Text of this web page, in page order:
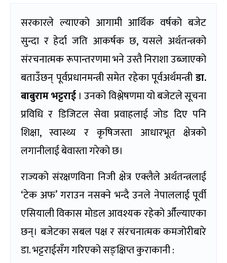
सरकारले ल्याएको आगामी आर्थिक वर्षको बजेट
सुन्दा र हेर्दा जति आकर्षक छ, यसले अर्थतन्त्रको
संरचनात्मक रूपान्तरणमा भने उस्तै निराशा उब्जाएको
बताउँछन् पूर्वप्रधानमन्त्री समेत रहेका पूर्वअर्थमन्त्रीडा.
बाबुराम भट्टराई । उनको विश्लेषणमा यो बजेटले सूचना
प्रविधि र डिजिटल सेवा प्रवाहलाई जोड दिए पनि
शिक्षा, स्वास्थ्य र कृषिजस्ता आधारभूत क्षेत्रको
लगानीलाई बेवास्ता गरेको छ।
राज्यको संरक्षणविना निजी क्षेत्र एक्लैले अर्थतन्त्रलाई
‘टेक अफ’ गराउन नसक्ने भन्दै उनले नेपाललाई पूर्वी
एसियाली विकास मोडल आवश्यक रहेको औँल्याएका
छन्। बजेटका सबल पक्ष र संरचनात्मक कमजोरीबारे
डा. भट्टराईसँग गरिएको सङ्क्षिप्त कुराकानी :